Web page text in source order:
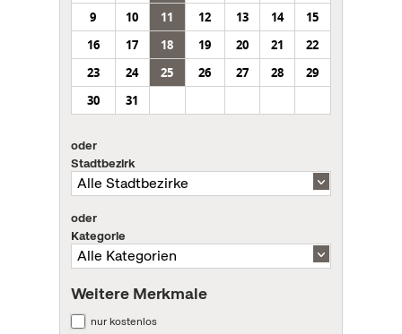
9
10 11 12 13 14
15
16
17 18 19 20 21
22
23
24 25 26 27 28
29
30
31
oder
Stadtbezirk
oder
Kategorie
Weitere Merkmale
nur kostenlos